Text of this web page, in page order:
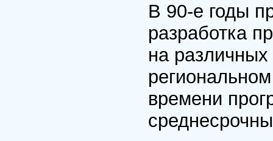
В 90-е годы
разработка
на
времени